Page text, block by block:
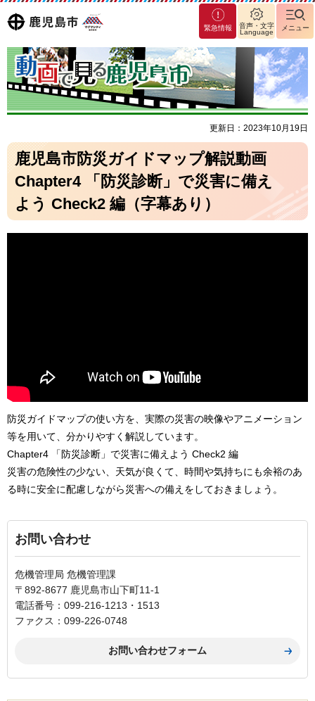
鹿児島
市
マグ
マシ
ティ
鹿児
島市
緊急情報
音声・文字
Language
メニュー
更新日：2023年10月19日
鹿児島市防災ガイドマップ解説動画
Chapter4 「防災診断」で災害に備え
よう Check2 編（字幕あり）
防災ガイドマップの使い方を、実際の災害の映像やアニメーション
等を用いて、分かりやすく解説しています。
Chapter4 「防災診断」で災害に備えよう Check2 編
災害の危険性の少ない、天気が良くて、時間や気持ちにも余裕のあ
る時に安全に配慮しながら災害への備えをしておきましょう。
お問い合わせ
危機管理局 危機管理課
〒892-8677 鹿児島市山下町11-1
電話番号：099-216-1213・1513
ファクス：099-226-0748